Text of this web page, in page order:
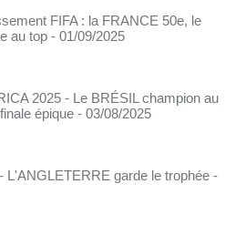
FIFA : la FRANCE 50e, le
au top - 01/09/2025
2025 - Le BRÉSIL champion au
épique - 03/08/2025
L'ANGLETERRE garde le trophée -